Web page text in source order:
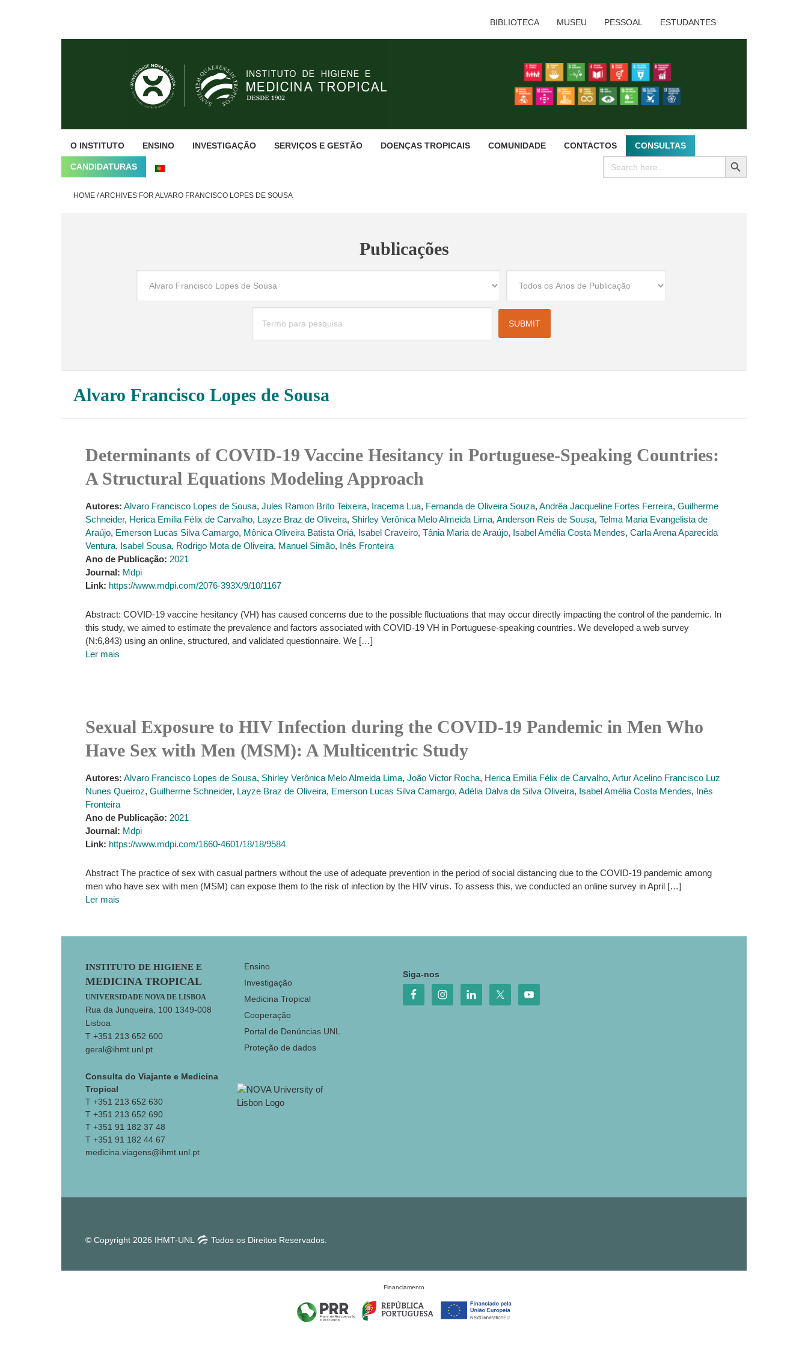
BIBLIOTECA MUSEU PESSOAL ESTUDANTES
O INSTITUTO ENSINO INVESTIGAÇÃO SERVIÇOS E GESTÃO DOENÇAS TROPICAIS COMUNIDADE CONTACTOS CONSULTAS
CANDIDATURAS
Search
for:
SEARCH BUTTON
HOME /ARCHIVES FOR ALVARO FRANCISCO LOPES DE SOUSA
Publicações
Alvaro Francisco Lopes de Sousa
Determinants of COVID-19 Vaccine Hesitancy in Portuguese-Speaking Countries:
A Structural Equations Modeling Approach
Autores: Alvaro Francisco Lopes de Sousa, Jules Ramon Brito Teixeira, Iracema Lua, Fernanda de Oliveira Souza, Andrêa Jacqueline Fortes Ferreira, Guilherme
Schneider, Herica Emilia Félix de Carvalho, Layze Braz de Oliveira, Shirley Verônica Melo Almeida Lima, Anderson Reis de Sousa, Telma Maria Evangelista de
Araújo, Emerson Lucas Silva Camargo, Mônica Oliveira Batista Oriá, Isabel Craveiro, Tânia Maria de Araújo, Isabel Amélia Costa Mendes, Carla Arena Aparecida
Ventura, Isabel Sousa, Rodrigo Mota de Oliveira, Manuel Simão, Inês Fronteira
Ano de Publicação: 2021
Journal: Mdpi
Link: https://www.mdpi.com/2076-393X/9/10/1167
Abstract: COVID-19 vaccine hesitancy (VH) has caused concerns due to the possible fluctuations that may occur directly impacting the control of the pandemic. In
this study, we aimed to estimate the prevalence and factors associated with COVID-19 VH in Portuguese-speaking countries. We developed a web survey
(N:6,843) using an online, structured, and validated questionnaire. We […]
Ler mais
Sexual Exposure to HIV Infection during the COVID-19 Pandemic in Men Who
Have Sex with Men (MSM): A Multicentric Study
Autores: Alvaro Francisco Lopes de Sousa, Shirley Verônica Melo Almeida Lima, João Victor Rocha, Herica Emilia Félix de Carvalho, Artur Acelino Francisco Luz
Nunes Queiroz, Guilherme Schneider, Layze Braz de Oliveira, Emerson Lucas Silva Camargo, Adélia Dalva da Silva Oliveira, Isabel Amélia Costa Mendes, Inês
Fronteira
Ano de Publicação: 2021
Journal: Mdpi
Link: https://www.mdpi.com/1660-4601/18/18/9584
Abstract The practice of sex with casual partners without the use of adequate prevention in the period of social distancing due to the COVID-19 pandemic among
men who have sex with men (MSM) can expose them to the risk of infection by the HIV virus. To assess this, we conducted an online survey in April […]
Ler mais
Footer
INSTITUTO DE HIGIENE E
MEDICINA TROPICAL
UNIVERSIDADE NOVA DE LISBOA
Rua da Junqueira, 100 1349-008
Lisboa
T +351 213 652 600
geral@ihmt.unl.pt
Consulta do Viajante e Medicina
Tropical
T +351 213 652 630
T +351 213 652 690
T +351 91 182 37 48
T +351 91 182 44 67
medicina.viagens@ihmt.unl.pt
Ensino
Investigação
Medicina Tropical
Cooperação
Portal de Denúncias UNL
Proteção de dados
Siga-nos
© Copyright 2026 IHMT-UNL Todos os Direitos Reservados.
Financiamento